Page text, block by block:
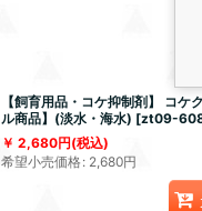
【飼育用品・コケ抑制剤】 コ
ル商品】(淡水・海水) [zt09-
2,680円(税込)
希望小売価格: 2,680円